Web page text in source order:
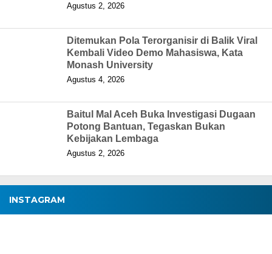
Agustus 2, 2026
Ditemukan Pola Terorganisir di Balik Viral
Kembali Video Demo Mahasiswa, Kata
Monash University
Agustus 4, 2026
Baitul Mal Aceh Buka Investigasi Dugaan
Potong Bantuan, Tegaskan Bukan
Kebijakan Lembaga
Agustus 2, 2026
INSTAGRAM